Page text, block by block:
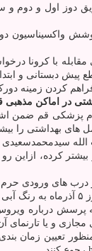
دوز اول و دوم و
مقابله با
پیش دبستانی و
کردن زمینه
در اماکن مذهبی
پزشکی قم ضمن
های بهداشتی را
الله
کرده،
درب های ورودی
توانند با شماره تلفن های ۴۰۳۰،